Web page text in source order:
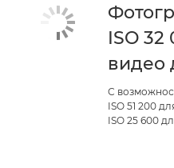
ISO 32
видео
С
ISO 51 200
ISO 25 600